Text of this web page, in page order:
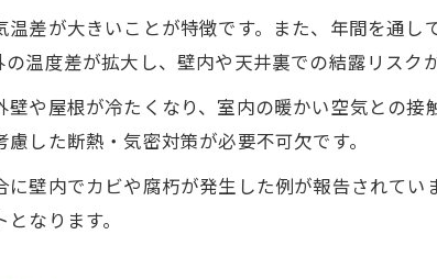
吹付断熱で実現する結露しにくい快適空
吹付断熱がもたらす住まいの安心ポイン
吹付断熱の施工で得られるメリット実例
差が大きいことが特徴です。また、年間を通
温度差が拡大し、壁内や天井裏での結露リスク
や屋根が冷たくなり、室内の暖かい空気との
した断熱・気密対策が必要不可欠です。
壁内でカビや腐朽が発生した例が報告されて
なります。